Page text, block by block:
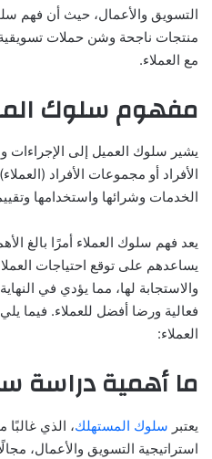
التسويق والأعمال، حيث أن فهم
منتجات ناجحة وشن حملات تسويقية
مع العملاء.
مفهوم سلوك
يشير سلوك العميل إلى الإجراءات
الأفراد أو مجموعات الأفراد
الخدمات وشرائها واستخدامها
يعد فهم سلوك العملاء أمرًا بالغ
يساعدهم على توقع احتياجات
والاستجابة لها، مما يؤدي في
فعالية ورضا أفضل للعملاء. فيما
العملاء:
ما أهمية دراسة
يعتبر سلوك المستهلك، الذي
استراتيجية التسويق والأعمال،